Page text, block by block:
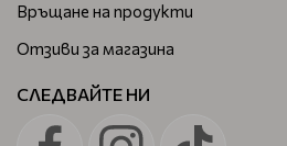
Връщане на продукти
Отзиви за магазина
СЛЕДВАЙТЕ НИ